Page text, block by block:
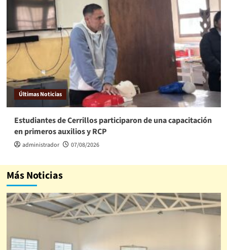
Últimas Noticias
Estudiantes de Cerrillos participaron de una capacitación
en primeros auxilios y RCP
administrador 07/08/2026
Más Noticias